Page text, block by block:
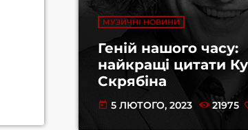
МУЗИЧНІ НОВИНИ
Геній нашого часу:
найкращі цитати
Скрябіна
today 5 ЛЮТОГО, 2023 21975